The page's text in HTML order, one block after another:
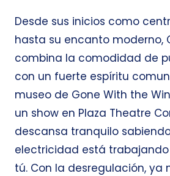
Desde sus inicios como
hasta su encanto moderno,
combina la comodidad de
con un fuerte espíritu
museo de Gone With the
un show en Plaza Theatre
descansa tranquilo
electricidad está
tú. Con la desregulación, ya